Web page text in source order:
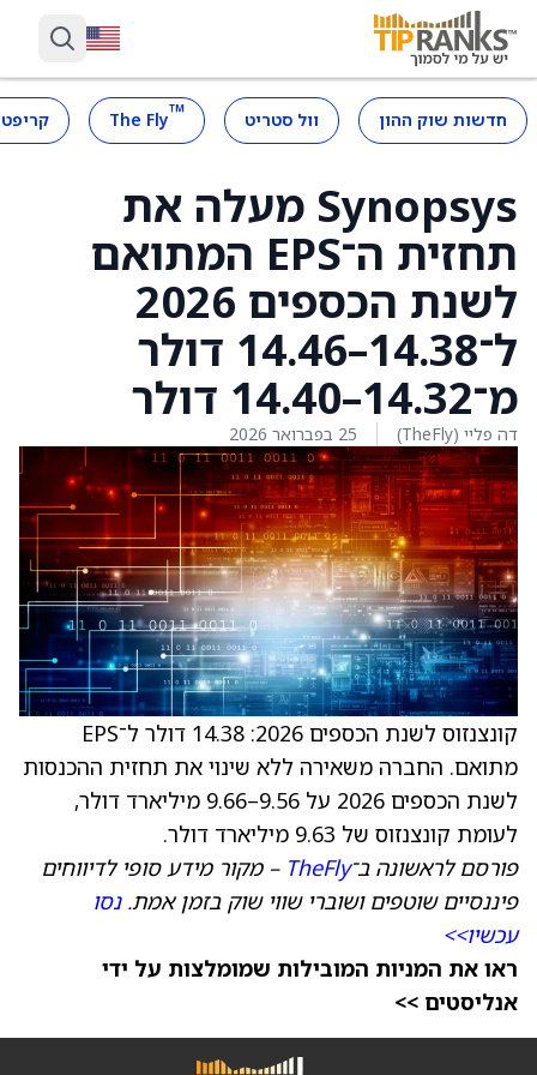
חדשות שוק ההון וול סטריט ™
The Fly
Synopsys מעלה את
תחזית ה־EPS המתואם
לשנת הכספים 2026
ל־14.38–14.46 דולר
מ־14.32–14.40 דולר
דה פליי (TheFly) 25 בפברואר 2026
קונצנזוס לשנת הכספים 2026: 14.38 דולר ל־EPS
מתואם. החברה משאירה ללא שינוי את תחזית ההכנסות
לשנת הכספים 2026 על 9.56–9.66 מיליארד דולר,
לעומת קונצנזוס של 9.63 מיליארד דולר.
פורסם לראשונה ב־TheFly – מקור מידע סופי לדיווחים
פיננסיים שוטפים ושוברי שווי שוק בזמן אמת.נסו
עכשיו>>
ראו את המניות המובילות שמומלצות על ידי
אנליסטים >>